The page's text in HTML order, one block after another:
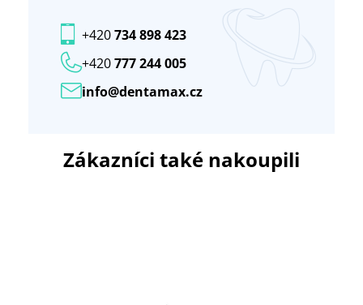
info@dentamax.cz
+420777 244 005
+420734 898 423
Zákazníci také nakoupili